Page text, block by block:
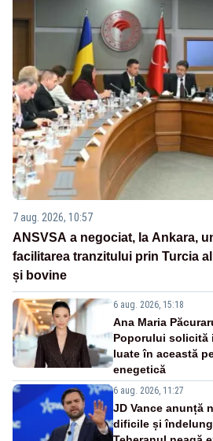
7 aug. 2026, 10:57
ANSVSA a negociat, la Ankara,
facilitarea tranzitului prin Turcia
și bovine
6 aug. 2026, 15:18
Ana Maria
Poporului solicită
luate în această
enegetică
6 aug. 2026, 11:27
JD Vance anunță
dificile și